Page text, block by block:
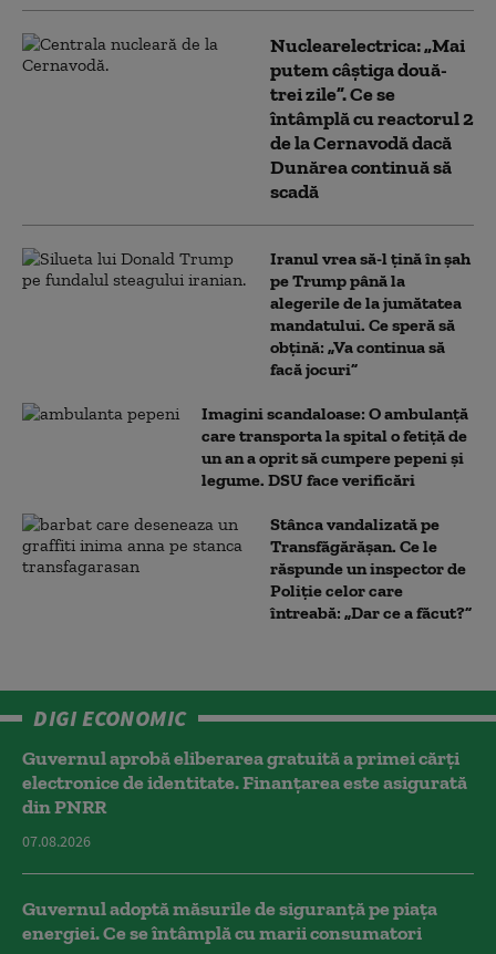
Nuclearelectrica: „Mai
putem câștiga două-
trei zile”. Ce se
întâmplă cu reactorul 2
de la Cernavodă dacă
Dunărea continuă să
scadă
Iranul vrea să-l țină în șah
pe Trump până la
alegerile de la jumătatea
mandatului. Ce speră să
obțină: „Va continua să
facă jocuri”
Imagini scandaloase: O ambulanță
care transporta la spital o fetiță de
un an a oprit să cumpere pepeni și
legume. DSU face verificări
Stânca vandalizată pe
Transfăgărășan. Ce le
răspunde un inspector de
Poliție celor care
întreabă: „Dar ce a făcut?”
DIGI ECONOMIC
Guvernul aprobă eliberarea gratuită a primei cărţi
electronice de identitate. Finanțarea este asigurată
din PNRR
07.08.2026
Guvernul adoptă măsurile de siguranță pe piața
energiei. Ce se întâmplă cu marii consumatori